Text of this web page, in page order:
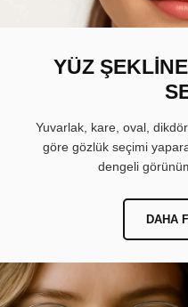
YÜZ
Yuvarlak, kare, oval,
göre gözlük seçimi
dengeli
DAHA